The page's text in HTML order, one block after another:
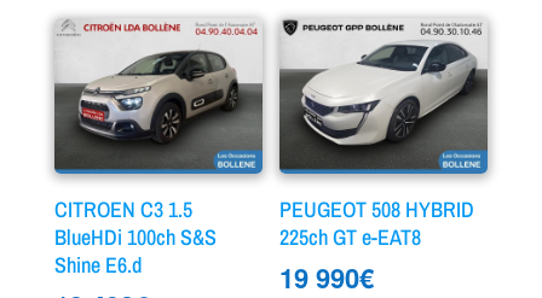
CITROEN C3 1.5
BlueHDi 100ch S&S
Shine E6.d
PEUGEOT 508 HYBRID
225ch GT e-EAT8
19 990€